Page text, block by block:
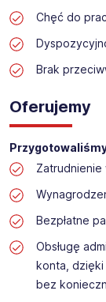
Chęć do
Brak
Oferujemy
Bezpłatne
Obsługę
konta, dzięki
bez